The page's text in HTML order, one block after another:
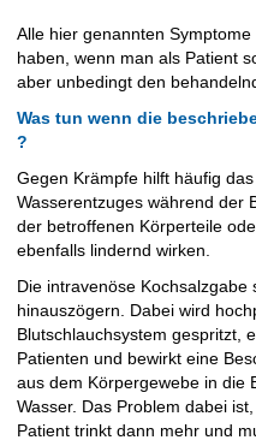
Alle hier genannten
haben, wenn man als Patient
aber unbedingt den
Was tun wenn die
?
Gegen Krämpfe hilft häufig
Wasserentzuges während der
der betroffenen Körperteile
ebenfalls lindernd wirken.
Die intravenöse
hinauszögern. Dabei wird
Blutschlauchsystem gespritzt,
Patienten und bewirkt eine
aus dem Körpergewebe in die
Wasser. Das Problem dabei
Patient trinkt dann mehr und